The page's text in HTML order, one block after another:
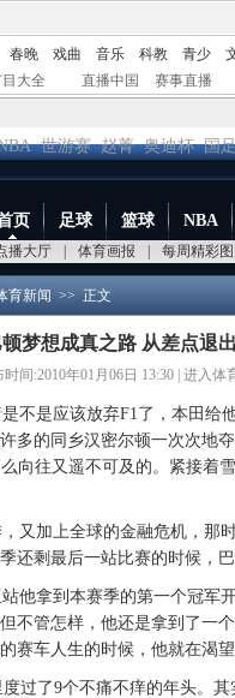
春晚 戏曲 音乐 科教 青少
大全 直播中国 赛事直播
世游赛 赵菁 奥迪杯 国
页
播大厅 体育画报 每周精彩
足球 篮球 NBA
育新闻 >> 正文
顿梦想成真之路 从差点退
间:2010年01月06日 13:30 | 进入体
不是应该放弃F1了，本田给
多的同乡汉密尔顿一次次地
向往又遥不可及的。紧接着
又加上全球的金融危机，那
还剩最后一站比赛的时候，
他拿到本赛季的第一个冠军
不管怎样，他还是拿到了一
赛车人生的时候，他就在渴望
过了9个不痛不痒的年头。其